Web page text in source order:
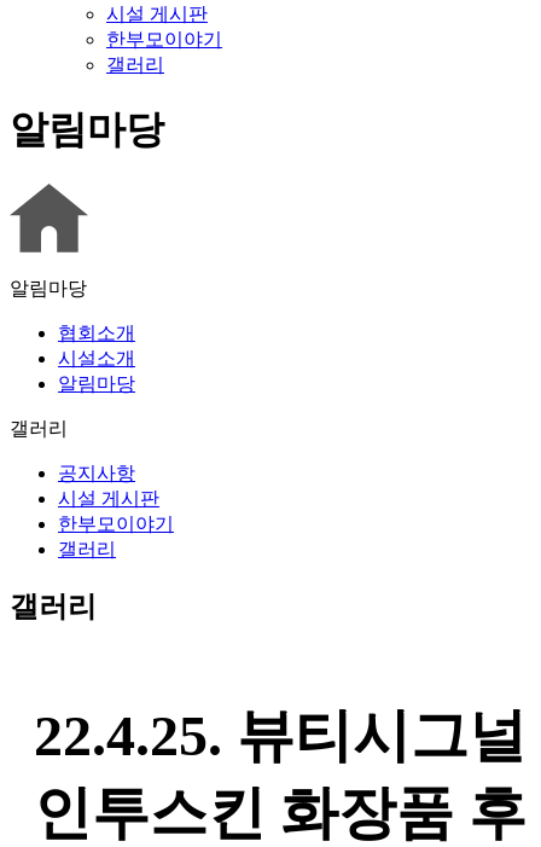
시설 게시판
한부모이야기
갤러리
알림마당
알림마당
협회소개
시설소개
알림마당
갤러리
공지사항
시설 게시판
한부모이야기
갤러리
갤러리
22.4.25. 뷰티시그널
인투스킨 화장품 후